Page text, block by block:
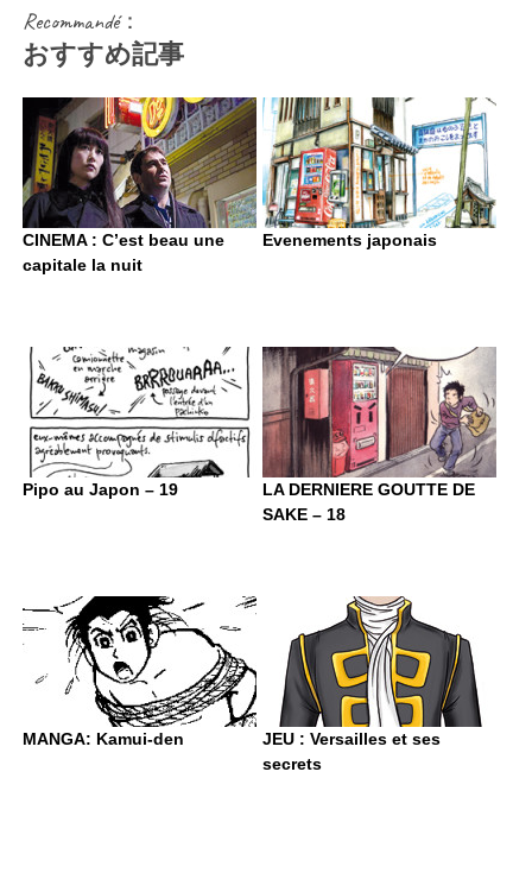
Recommandé：
おすすめ記事
CINEMA : C’est beau une
capitale la nuit
Evenements japonais
Pipo au Japon – 19
LA DERNIERE GOUTTE DE
SAKE – 18
MANGA: Kamui-den
JEU : Versailles et ses
secrets